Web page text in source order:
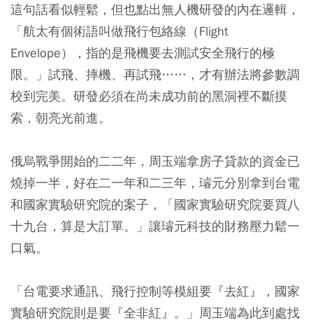
這句話看似輕鬆，但也點出無人機研發的內在邏輯，
「航太有個術語叫做飛行包絡線（Flight
Envelope），指的是飛機要去測試安全飛行的極
限。」試飛、摔機、再試飛……，才有辦法將參數調
校到完美。研發必須在尚未成功前的黑洞裡不斷摸
索，朝亮光前進。
俄烏戰爭開始的二二年，周玉端拿房子貸款的資金已
燒掉一半，好在二一年和二三年，璿元分別拿到台電
和國家實驗研究院的案子，「國家實驗研究院要買八
十九台，算是大訂單。」讓璿元科技的財務壓力鬆一
口氣。
「台電要求通訊、飛行控制等模組要『去紅』，國家
實驗研究院則是要『全非紅』。」周玉端為此到處找